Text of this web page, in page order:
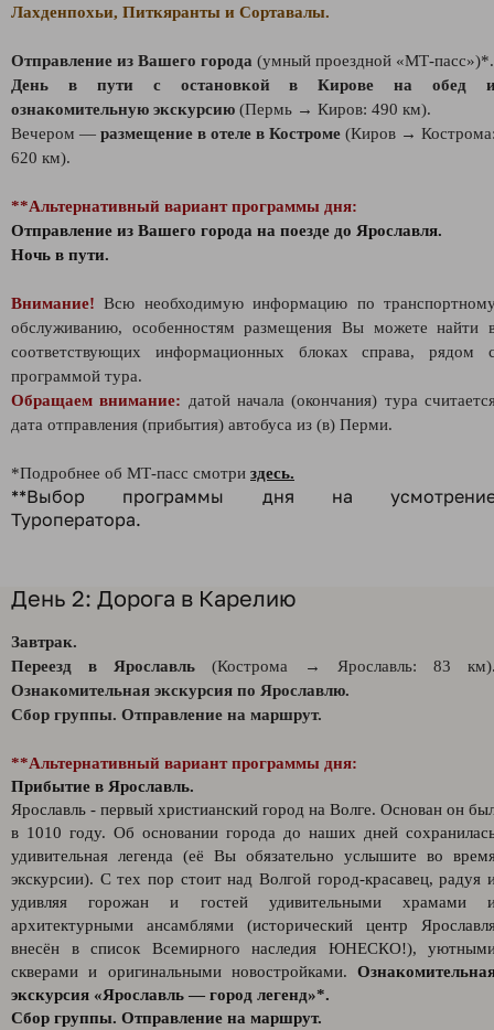
Лахденпохьи, Питкяранты и Сортавалы.
Отправление из Вашего города (умный проездной «МТ-пасс»)*.
День в пути с остановкой в Кирове на обед
ознакомительную экскурсию (Пермь → Киров: 490 км).
Вечером — размещение в отеле в Костроме (Киров →
620 км).
**Альтернативный вариант программы дня:
Отправление из Вашего города на поезде до Ярославля.
Ночь в пути.
Внимание! Всю необходимую информацию по
обслуживанию, особенностям размещения Вы можете найти
соответствующих информационных блоках справа, рядом
программой тура.
Обращаем внимание: датой начала (окончания) тура
дата отправления (прибытия) автобуса из (в) Перми.
*Подробнее об МТ-пасс смотри здесь.
**Выбор программы дня на
Туроператора.
День 2: Дорога в Карелию
Завтрак.
Переезд в Ярославль (Кострома → Ярославль: 83
Ознакомительная экскурсия по Ярославлю.
Сбор группы. Отправление на маршрут.
**Альтернативный вариант программы дня:
Прибытие в Ярославль.
Ярославль - первый христианский город на Волге. Основан он
в 1010 году. Об основании города до наших дней
удивительная легенда (её Вы обязательно услышите во
экскурсии). С тех пор стоит над Волгой город-красавец, радуя
удивляя горожан и гостей удивительными храмами
архитектурными ансамблями (исторический центр
внесён в список Всемирного наследия ЮНЕСКО!),
скверами и оригинальными новостройками.
экскурсия «Ярославль — город легенд»*.
Сбор группы. Отправление на маршрут.